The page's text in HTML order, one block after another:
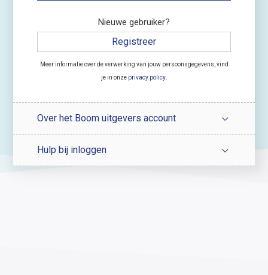
Nieuwe gebruiker?
Registreer
Meer informatie over de verwerking van jouw persoonsgegevens, vind
je in onze privacy policy.
Over het Boom uitgevers account
Hulp bij inloggen